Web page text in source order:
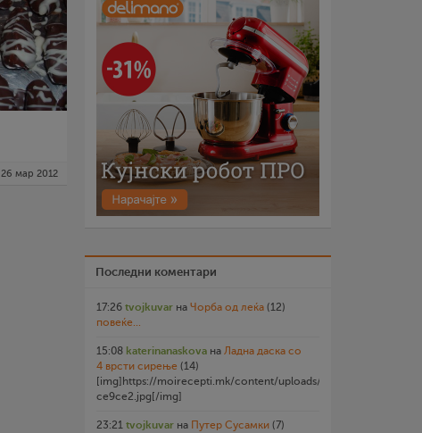
26 мар 2012
Последни коментари
17:26 tvojkuvar на Чорба од леќа (12)
повеќе...
15:08 katerinanaskova на Ладна даска со
4 врсти сирење (14)
[img]https://moirecepti.mk/content/uploads/2026/07/
ce9ce2.jpg[/img]
23:21 tvojkuvar на Путер Сусамки (7)